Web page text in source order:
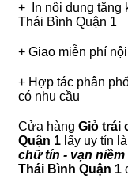
+ In nội dung tặng
Thái Bình Quận 1
+ Giao miễn phí
+ Hợp tác phân
có nhu cầu
Cửa hàng Giỏ trái
Quận 1 lấy uy tín
chữ tín - vạn niềm
Thái Bình Quận 1